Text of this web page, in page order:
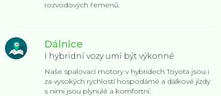
rozvodových řemenů.
Dálnice
I hybridní vozy umí být výkonné
Naše spalovací motory v hybridech Toyota jsou i
za vysokých rychlostí hospodárné a dálkové jízdy
s nimi jsou plynulé a komfortní.